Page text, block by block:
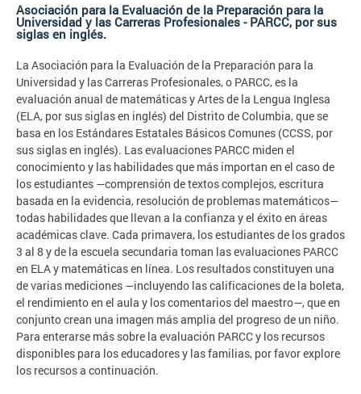
Asociación para la Evaluación de la Preparación para la
Universidad y las Carreras Profesionales - PARCC, por sus
siglas en inglés.
La Asociación para la Evaluación de la Preparación para la
Universidad y las Carreras Profesionales, o PARCC, es la
evaluación anual de matemáticas y Artes de la Lengua Inglesa
(ELA, por sus siglas en inglés) del Distrito de Columbia, que se
basa en los Estándares Estatales Básicos Comunes (CCSS, por
sus siglas en inglés). Las evaluaciones PARCC miden el
conocimiento y las habilidades que más importan en el caso de
los estudiantes —comprensión de textos complejos, escritura
basada en la evidencia, resolución de problemas matemáticos—
todas habilidades que llevan a la confianza y el éxito en áreas
académicas clave. Cada primavera, los estudiantes de los grados
3 al 8 y de la escuela secundaria toman las evaluaciones PARCC
en ELA y matemáticas en línea. Los resultados constituyen una
de varias mediciones —incluyendo las calificaciones de la boleta,
el rendimiento en el aula y los comentarios del maestro—, que en
conjunto crean una imagen más amplia del progreso de un niño.
Para enterarse más sobre la evaluación PARCC y los recursos
disponibles para los educadores y las familias, por favor explore
los recursos a continuación.